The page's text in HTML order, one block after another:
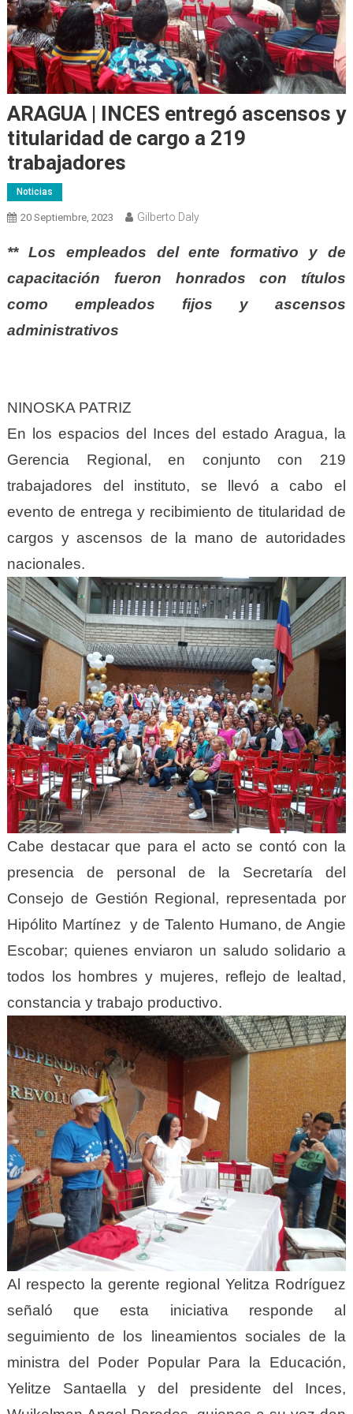
ARAGUA | INCES entregó ascensos y
titularidad de cargo a 219
trabajadores
Noticias
20 Septiembre, 2023 Gilberto Daly
** Los empleados del ente formativo y de
capacitación fueron honrados con títulos
como empleados fijos y ascensos
administrativos
NINOSKA PATRIZ
En los espacios del Inces del estado Aragua, la
Gerencia Regional, en conjunto con 219
trabajadores del instituto, se llevó a cabo el
evento de entrega y recibimiento de titularidad de
cargos y ascensos de la mano de autoridades
nacionales.
Cabe destacar que para el acto se contó con la
presencia de personal de la Secretaría del
Consejo de Gestión Regional, representada por
Hipólito Martínez y de Talento Humano, de Angie
Escobar; quienes enviaron un saludo solidario a
todos los hombres y mujeres, reflejo de lealtad,
constancia y trabajo productivo.
Al respecto la gerente regional Yelitza Rodríguez
señaló que esta iniciativa responde al
seguimiento de los lineamientos sociales de la
ministra del Poder Popular Para la Educación,
Yelitze Santaella y del presidente del Inces,